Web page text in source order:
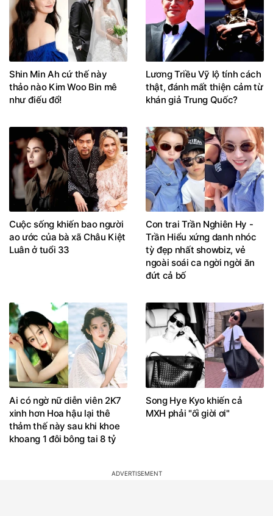
Shin Min Ah cứ thế này
thảo nào Kim Woo Bin mê
như điếu đổ!
Lương Triều Vỹ lộ tính cách
thật, đánh mất thiện cảm từ
khán giả Trung Quốc?
Cuộc sống khiến bao người
ao ước của bà xã Châu Kiệt
Luân ở tuổi 33
Con trai Trần Nghiên Hy -
Trần Hiểu xứng danh nhóc
tỳ đẹp nhất showbiz, vẻ
ngoài soái ca ngời ngời ăn
đứt cả bố
Ai có ngờ nữ diễn viên 2K7
xinh hơn Hoa hậu lại thê
thảm thế này sau khi khoe
khoang 1 đôi bông tai 8 tỷ
Song Hye Kyo khiến cả
MXH phải "ối giời ơi"